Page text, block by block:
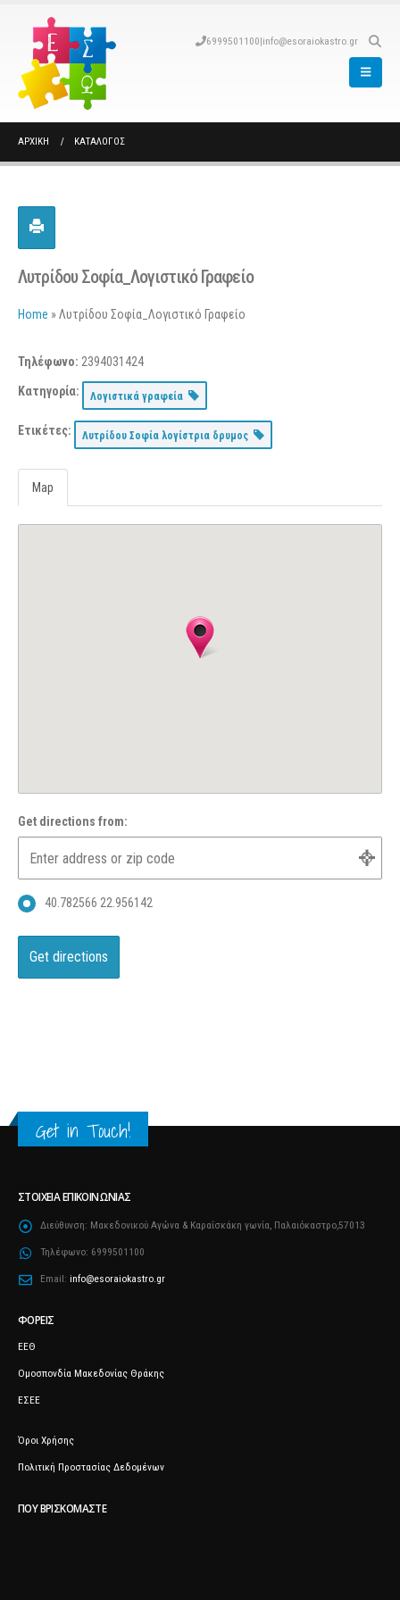
6999501100|info@esoraiokastro.gr
ΑΡΧΙΚΉ ΚΑΤΆΛΟΓΟΣ
Λυτρίδου Σοφία_Λογιστικό Γραφείο
Home »Λυτρίδου Σοφία_Λογιστικό Γραφείο
Τηλέφωνο: 2394031424
Κατηγορία: Λογιστικά γραφεία
Ετικέτες: Λυτρίδου Σοφία λογίστρια δρυμος
Map
Get directions from:
40.782566 22.956142
Get in Touch!
ΣΤΟΙΧΕΊΑ ΕΠΙΚΟΙΝΩΝΊΑΣ
Διεύθυνση: Μακεδονικού Αγώνα & Καραΐσκάκη γωνία, Παλαιόκαστρο,57013
Τηλέφωνο: 6999501100
Email: info@esoraiokastro.gr
ΦΟΡΕΊΣ
ΕΕΘ
Ομοσπονδία Μακεδονίας Θράκης
ΕΣΕΕ
Όροι Χρήσης
Πολιτική Προστασίας Δεδομένων
ΠΟΥ ΒΡΙΣΚΌΜΑΣΤΕ